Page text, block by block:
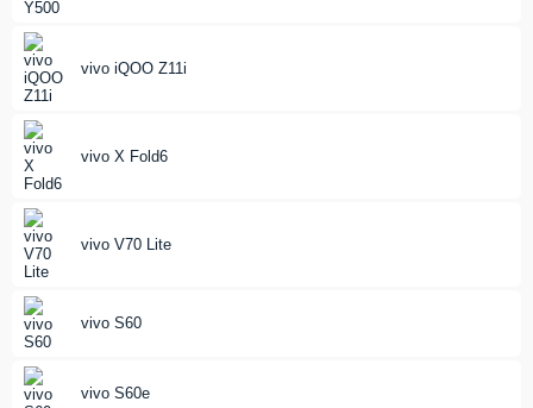
vivo iQOO Z11i
vivo X Fold6
vivo V70 Lite
vivo S60
vivo S60e